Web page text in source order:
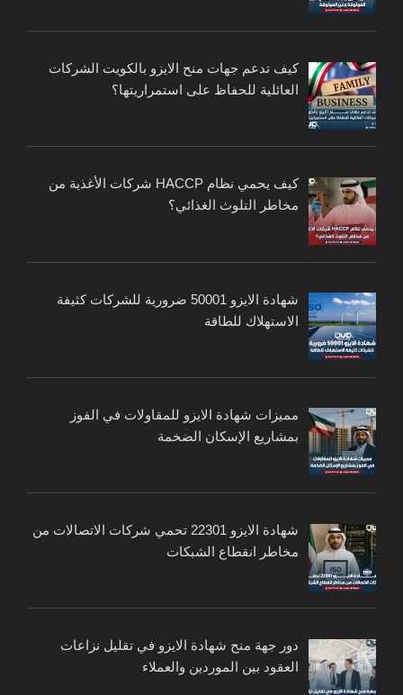
كيف تدعم جهات منح الايزو بالكويت الشركات
العائلية للحفاظ على استمراريتها؟
كيف يحمي نظام HACCP شركات الأغذية من
مخاطر التلوث الغذائي؟
شهادة الايزو 50001 ضرورية للشركات كثيفة
الاستهلاك للطاقة
مميزات شهادة الايزو للمقاولات في الفوز
بمشاريع الإسكان الضخمة
شهادة الايزو 22301 تحمي شركات الاتصالات من
مخاطر انقطاع الشبكات
دور جهة منح شهادة الايزو في تقليل نزاعات
العقود بين الموردين والعملاء